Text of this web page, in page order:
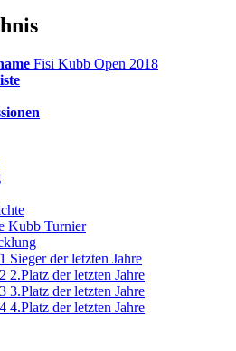
Fisi Kubb Open 2018
Kubb Turnier
Sieger der letzten Jahre
2.Platz der letzten Jahre
3.Platz der letzten Jahre
4.Platz der letzten Jahre